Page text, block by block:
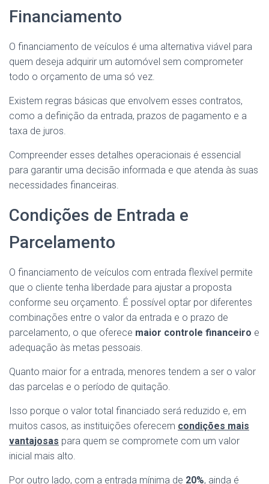
Financiamento
O financiamento de veículos é uma alternativa viável para
quem deseja adquirir um automóvel sem comprometer
todo o orçamento de uma só vez.
Existem regras básicas que envolvem esses contratos,
como a definição da entrada, prazos de pagamento e a
taxa de juros.
Compreender esses detalhes operacionais é essencial
para garantir uma decisão informada e que atenda às suas
necessidades financeiras.
Condições de Entrada e
Parcelamento
O financiamento de veículos com entrada flexível permite
que o cliente tenha liberdade para ajustar a proposta
conforme seu orçamento. É possível optar por diferentes
combinações entre o valor da entrada e o prazo de
parcelamento, o que oferece maior controle financeiro e
adequação às metas pessoais.
Quanto maior for a entrada, menores tendem a ser o valor
das parcelas e o período de quitação.
Isso porque o valor total financiado será reduzido e, em
muitos casos, as instituições oferecem condições mais
vantajosas para quem se compromete com um valor
inicial mais alto.
Por outro lado, com a entrada mínima de 20%, ainda é